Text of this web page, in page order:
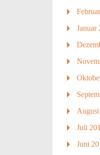
Januar
Juli
Juni